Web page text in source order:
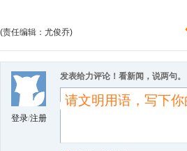
(责任编辑：尤俊乔)
登录/注册
发表给力评论！看新闻，说两句。